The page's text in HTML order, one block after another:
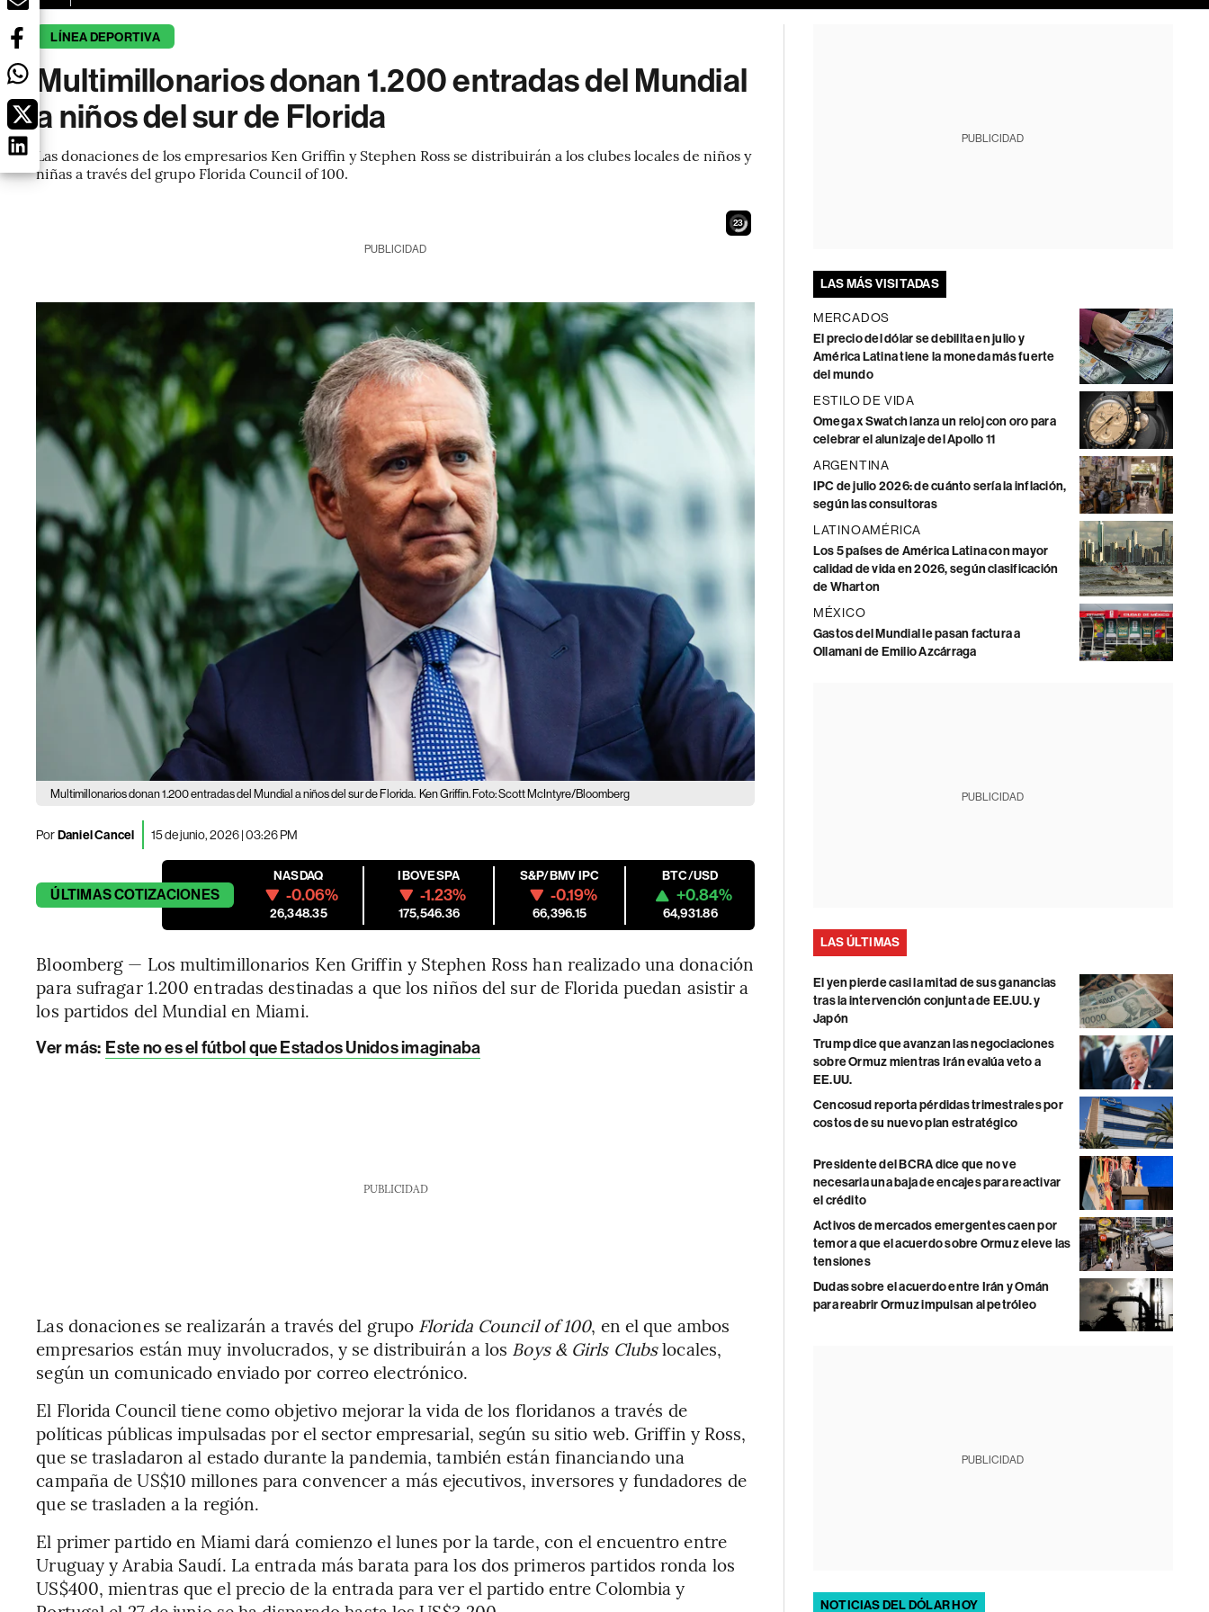
LÍNEA DEPORTIVA
Multimillonarios donan 1.200 entradas del Mundial
a niños del sur de Florida
Las donaciones de los empresarios Ken Griffin y Stephen Ross se distribuirán a los clubes locales de niños y
niñas a través del grupo Florida Council of 100.
21
PUBLICIDAD
Multimillonarios donan 1.200 entradas del Mundial a niños del sur de Florida. Ken Griffin. Foto: Scott McIntyre/Bloomberg
PorDaniel Cancel 15 de junio, 2026 | 03:26 PM
ÚLTIMASCOTIZACIONES
NASDAQ
-0.06%
26,348.35
IBOVESPA
-1.23%
175,546.36
S&P/BMV IPC
-0.19%
66,396.15
BTC/USD
+0.84%
64,931.86
Bloomberg — Los multimillonarios Ken Griffin y Stephen Ross han realizado una donación
para sufragar 1.200 entradas destinadas a que los niños del sur de Florida puedan asistir a
los partidos del Mundial en Miami.
Ver más: Este no es el fútbol que Estados Unidos imaginaba
PUBLICIDAD
Las donaciones se realizarán a través del grupo Florida Council of 100, en el que ambos
empresarios están muy involucrados, y se distribuirán a los Boys & Girls Clubslocales,
según un comunicado enviado por correo electrónico.
El Florida Council tiene como objetivo mejorar la vida de los floridanos a través de
políticas públicas impulsadas por el sector empresarial, según su sitio web. Griffin y Ross,
que se trasladaron al estado durante la pandemia, también están financiando una
campaña de US$10 millones para convencer a más ejecutivos, inversores y fundadores de
que se trasladen a la región.
El primer partido en Miami dará comienzo el lunes por la tarde, con el encuentro entre
Uruguay y Arabia Saudí. La entrada más barata para los dos primeros partidos ronda los
US$400, mientras que el precio de la entrada para ver el partido entre Colombia y
PUBLICIDAD
LAS MÁS VISITADAS
MERCADOS
El precio del dólar se debilita en julio y
América Latina tiene la moneda más fuerte
del mundo
ESTILO DE VIDA
Omega x Swatch lanza un reloj con oro para
celebrar el alunizaje del Apollo 11
ARGENTINA
IPC de julio 2026: de cuánto sería la inflación,
según las consultoras
LATINOAMÉRICA
Los 5 países de América Latina con mayor
calidad de vida en 2026, según clasificación
de Wharton
MÉXICO
Gastos del Mundial le pasan factura a
Ollamani de Emilio Azcárraga
PUBLICIDAD
LAS ÚLTIMAS
El yen pierde casi la mitad de sus ganancias
tras la intervención conjunta de EE.UU. y
Japón
Trump dice que avanzan las negociaciones
sobre Ormuz mientras Irán evalúa veto a
EE.UU.
Cencosud reporta pérdidas trimestrales por
costos de su nuevo plan estratégico
Presidente del BCRA dice que no ve
necesaria una baja de encajes para reactivar
el crédito
Activos de mercados emergentes caen por
temor a que el acuerdo sobre Ormuz eleve las
tensiones
Dudas sobre el acuerdo entre Irán y Omán
para reabrir Ormuz impulsan al petróleo
PUBLICIDAD
NOTICIAS DEL DÓLAR HOY